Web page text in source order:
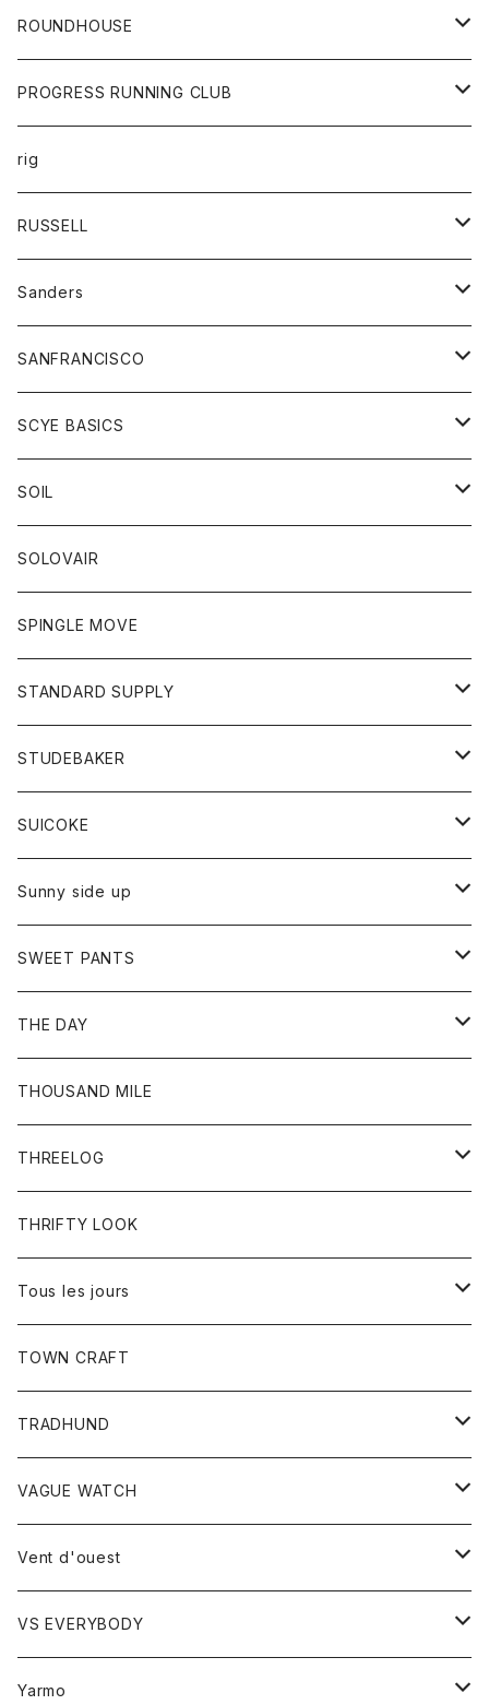
カーディガン
ニット
ベスト
ショートパンツ
パンツ
レディース
カットソー
コート
ボトム
ワンピース
ボトム
ROUNDHOUSE
エプロン
キッズ
オーバーオール
ボトム
ペインターパンツ
PROGRESS RUNNING CLUB
トップス
Tシャツ
グッズ
帽子
rig
RUSSELL
アウター
コート
パーカー
スカート
Tシャツ
トップス
Tシャツ
トレーナー
ボトム
ショートパンツ
スカート
レディース
スカート
Tシャツ
アクセサリー
バック
Sanders
グッズ
靴
SANFRANCISCO
アウター
カーディガン
コート
グッズ
ネクタイ
グローブ
アクセサリー
トップス
カットソー
カーディガン
ボトム
ショートパンツ
パンツ
レディース
カットソー
カーディガン
ワンピース
コート
SCYE BASICS
ボトム
ジーンズ
チノパン
トップス
ポロシャツ
ベスト
靴
SOIL
靴
ワンピース
トップス
カットソー
ボトム
パンツ
オーバーオール
SOLOVAIR
SPINGLE MOVE
STANDARD SUPPLY
財布
バッグ
STUDEBAKER
アクセサリー
ブレスレット
リング
SUICOKE
ブーツ
サンダル
Sunny side up
アウター
Ｇジャン
ボトム
ジーンズ
SWEET PANTS
ボトム
ショートパンツ
THE DAY
トップス
Tシャツ
THOUSAND MILE
THREELOG
トップス
Tシャツ
THRIFTY LOOK
Tous les jours
トップス
レディース
カットソー
TOWN CRAFT
TRADHUND
セーター
ベスト
VAGUE WATCH
時計
Vent d'ouest
ボトム
スカート
トップス
VS EVERYBODY
トップス
Yarmo